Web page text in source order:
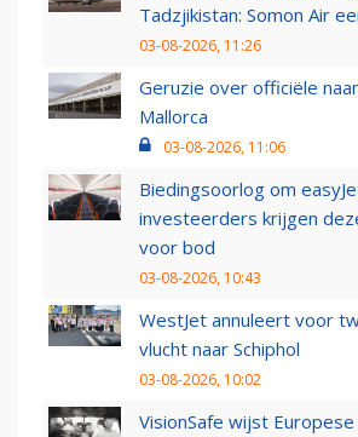
Tadzjikistan: Somon Air
03-08-2026, 11:26
Geruzie over officiële
Mallorca
03-08-2026, 11:06
Biedingsoorlog om
investeerders krijgen
voor bod
03-08-2026, 10:43
WestJet annuleert voor
vlucht naar Schiphol
03-08-2026, 10:02
VisionSafe wijst